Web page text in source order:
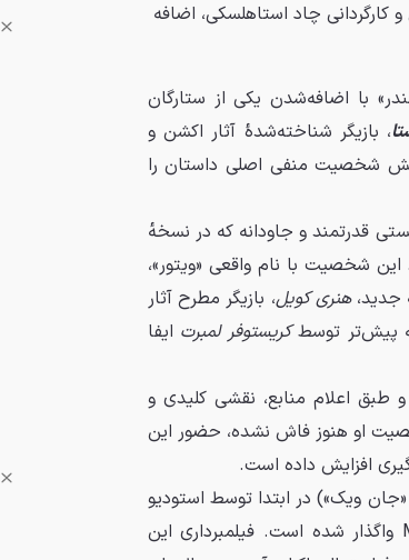
کارگردانی چاد استاهلسکی، اضافه
با اضافه‌شدن یکی از ستارگان
، بازیگر شناخته‌شده‌ٔ آثار اکشن و
شخصیت منفی اصلی داستان را
قدرتمند و جاودانه که در نسخه‌ٔ
شخصیت با نام واقعی «ویتور»،
جدید،هنری کویل، بازیگر مطرح آثار
که پیش‌تر توسطکریستوفر لمبرت ایفا
طبق اعلام منابع، نقشی کلیدی و
او هنوز فاش نشده، حضور این
افزایش داده است.
ویک») در ابتدا توسط استودیو
لاینزگیت توسعه می‌یافت، اما اکنون تولید آن به آمازون MGM واگذار شده است. فیلمبرداری این